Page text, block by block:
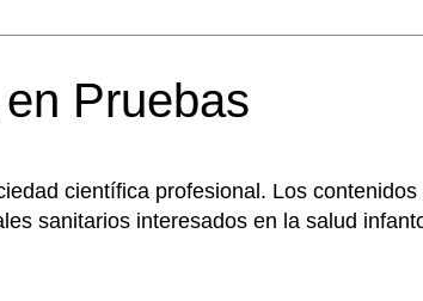
Pruebas
científica profesional. Los
sanitarios interesados en la salud